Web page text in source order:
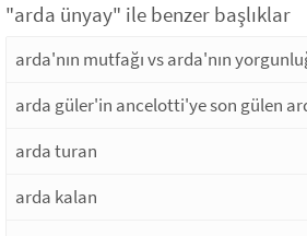
"arda ünyay" ile benzer başlıklar
arda'nın mutfağı vs arda'nın
arda güler'in ancelotti'ye son gülen
arda turan
arda kalan